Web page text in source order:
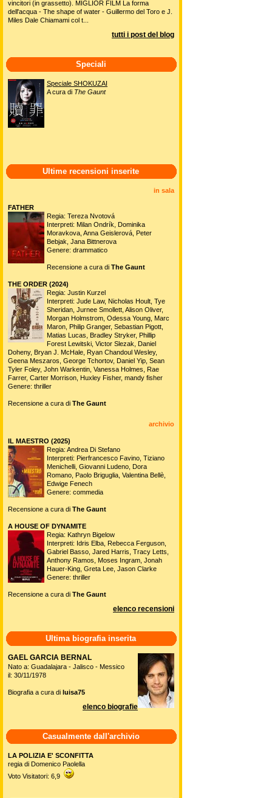
vincitori (in grassetto). MIGLIOR FILM La forma
dell'acqua - The shape of water - Guillermo del Toro e J.
Miles Dale Chiamami col t...
tutti i post del blog
Speciali
Speciale SHOKUZAI
A cura di The Gaunt
Ultime recensioni inserite
in sala
FATHER
Regia: Tereza Nvotová
Interpreti: Milan Ondrík, Dominika
Moravkova, Anna Geislerová, Peter
Bebjak, Jana Bittnerova
Genere: drammatico
Recensione a cura di The Gaunt
THE ORDER (2024)
Regia: Justin Kurzel
Interpreti: Jude Law, Nicholas Hoult, Tye
Sheridan, Jurnee Smollett, Alison Oliver,
Morgan Holmstrom, Odessa Young, Marc
Maron, Philip Granger, Sebastian Pigott,
Matias Lucas, Bradley Stryker, Phillip
Forest Lewitski, Victor Slezak, Daniel
Doheny, Bryan J. McHale, Ryan Chandoul Wesley,
Geena Meszaros, George Tchortov, Daniel Yip, Sean
Tyler Foley, John Warkentin, Vanessa Holmes, Rae
Farrer, Carter Morrison, Huxley Fisher, mandy fisher
Genere: thriller
Recensione a cura di The Gaunt
archivio
IL MAESTRO (2025)
Regia: Andrea Di Stefano
Interpreti: Pierfrancesco Favino, Tiziano
Menichelli, Giovanni Ludeno, Dora
Romano, Paolo Briguglia, Valentina Bellè,
Edwige Fenech
Genere: commedia
Recensione a cura di The Gaunt
A HOUSE OF DYNAMITE
Regia: Kathryn Bigelow
Interpreti: Idris Elba, Rebecca Ferguson,
Gabriel Basso, Jared Harris, Tracy Letts,
Anthony Ramos, Moses Ingram, Jonah
Hauer-King, Greta Lee, Jason Clarke
Genere: thriller
Recensione a cura di The Gaunt
elenco recensioni
Ultima biografia inserita
GAEL GARCIA BERNAL
Nato a: Guadalajara - Jalisco - Messico
il: 30/11/1978
Biografia a cura di luisa75
elenco biografie
Casualmente dall'archivio
LA POLIZIA E' SCONFITTA
regia di Domenico Paolella
Voto Visitatori: 6,9